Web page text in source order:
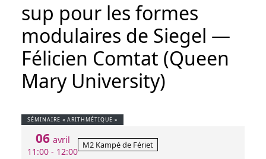
sup pour les formes
modulaires de Siegel —
Félicien Comtat (Queen
Mary University)
SÉMINAIRE « ARITHMÉTIQUE »
06 avril
11:00 - 12:00
M2 Kampé de Fériet